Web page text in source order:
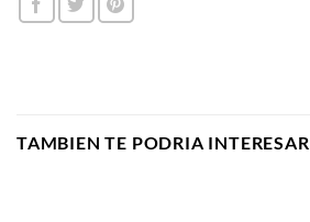
TAMBIEN TE PODRIA INTERESAR